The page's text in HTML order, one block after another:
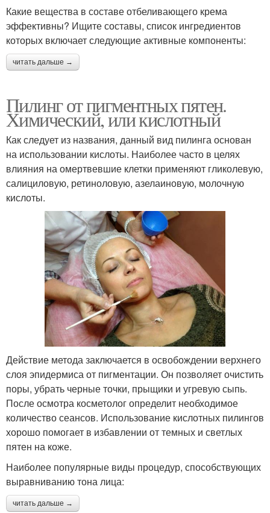
Какие вещества в составе отбеливающего крема
эффективны? Ищите составы, список ингредиентов
которых включает следующие активные компоненты:
читать дальше →
Пилинг от пигментных пятен.
Химический, или кислотный
Как следует из названия, данный вид пилинга основан
на использовании кислоты. Наиболее часто в целях
влияния на омертвевшие клетки применяют гликолевую,
салициловую, ретиноловую, азелаиновую, молочную
кислоты.
Действие метода заключается в освобождении верхнего
слоя эпидермиса от пигментации. Он позволяет очистить
поры, убрать черные точки, прыщики и угревую сыпь.
После осмотра косметолог определит необходимое
количество сеансов. Использование кислотных пилингов
хорошо помогает в избавлении от темных и светлых
пятен на коже.
Наиболее популярные виды процедур, способствующих
выравниванию тона лица:
читать дальше →